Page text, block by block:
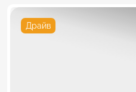
Драйв